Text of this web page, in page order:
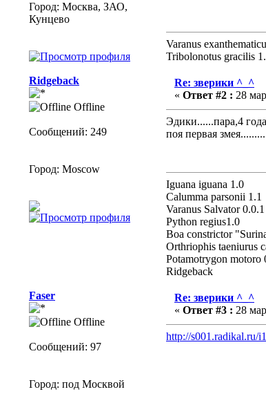
Город: Москва, ЗАО,
Кунцево
Varanus
Tribolonotus gracilis
Ridgeback
Offline
Сообщений: 249
Город: Moscow
Re: зверики ^_^
« Ответ #2 : 28
Эдики......пара,4 года
поя первая
Iguana iguana 1.0
Calumma parsonii 1.1
Varanus Salvator 0.0.1
Python regius1.0
Boa constrictor
Оrthriophis taeniurus
Potamotrygon motoro
Ridgeback
Faser
Offline
Сообщений: 97
Город: под Москвой
Re: зверики ^_^
« Ответ #3 : 28
http://s001.radikal.ru/